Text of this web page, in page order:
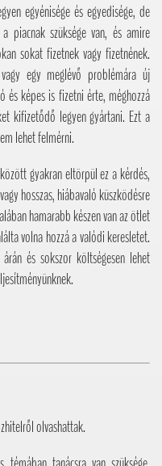
egyénisége és egyedisége, de
piacnak szüksége van, és amire
sokat fizetnek vagy fizetnének.
egy meglévő problémára új
képes is fizetni érte, méghozzá
kifizetődő legyen gyártani. Ezt a
lehet felmérni.
gyakran eltörpül ez a kérdés,
hosszas, hiábavaló küszködésre
hamarabb készen van az ötlet
volna hozzá a valódi keresletet.
és sokszor költségesen lehet
olvashattak.